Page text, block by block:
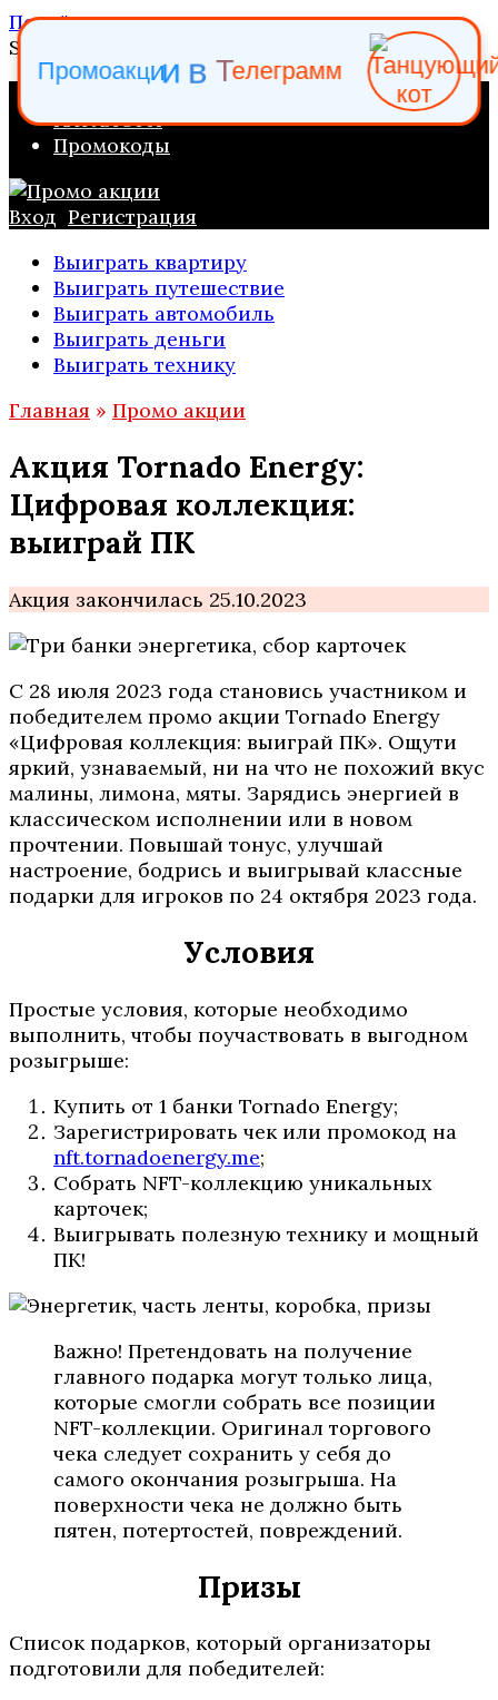
Перейти к содержанию
Search for:
КАТАЛОГИ
Промокоды
Вход Регистрация
Выиграть квартиру
Выиграть путешествие
Выиграть автомобиль
Выиграть деньги
Выиграть технику
Главная » Промо акции
Акция Tornado Energy:
Цифровая коллекция:
выиграй ПК
Акция закончилась 25.10.2023
С 28 июля 2023 года становись участником и
победителем промо акции Tornado Energy
«Цифровая коллекция: выиграй ПК». Ощути
яркий, узнаваемый, ни на что не похожий вкус
малины, лимона, мяты. Зарядись энергией в
классическом исполнении или в новом
прочтении. Повышай тонус, улучшай
настроение, бодрись и выигрывай классные
подарки для игроков по 24 октября 2023 года.
Условия
Простые условия, которые необходимо
выполнить, чтобы поучаствовать в выгодном
розыгрыше:
Купить от 1 банки Tornado Energy;
Зарегистрировать чек или промокод на
nft.tornadoenergy.me;
Собрать NFT-коллекцию уникальных
карточек;
Выигрывать полезную технику и мощный
ПК!
Важно! Претендовать на получение
главного подарка могут только лица,
которые смогли собрать все позиции
NFT-коллекции. Оригинал торгового
чека следует сохранить у себя до
самого окончания розыгрыша. На
поверхности чека не должно быть
пятен, потертостей, повреждений.
Призы
Список подарков, который организаторы
подготовили для победителей:
Промоакции в Телеграмм